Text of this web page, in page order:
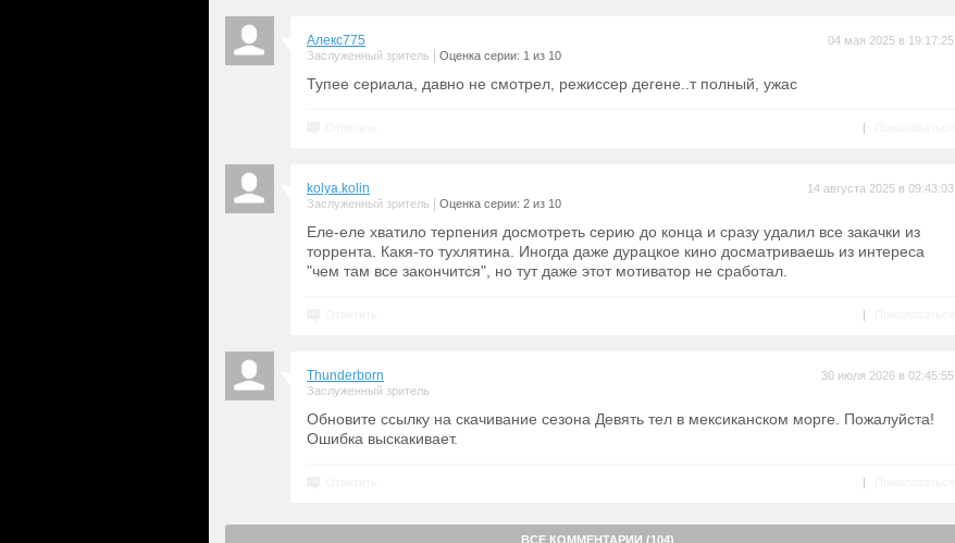
Алекс775
Заслуженный зритель Оценка серии: 1 из 10
04 мая 2025 в 19:17:25
Тупее сериала, давно не смотрел, режиссер дегене..т полный, ужас
|
kolya.kolin
Заслуженный зритель Оценка серии: 2 из 10
14 августа 2025 в 09:43:03
Еле-еле хватило терпения досмотреть серию до конца и сразу удалил все закачки из
торрента. Какя-то тухлятина. Иногда даже дурацкое кино досматриваешь из интереса
"чем там все закончится", но тут даже этот мотиватор не сработал.
|
Thunderborn
Заслуженный зритель
30 июля 2026 в 02:45:55
Обновите ссылку на скачивание сезона Девять тел в мексиканском морге. Пожалуйста!
Ошибка выскакивает.
|
ВСЕ КОММЕНТАРИИ (104)